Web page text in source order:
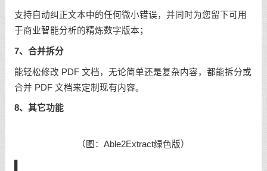
支持自动纠正文本中的任何微小错误，并同时为您留下可用
于商业智能分析的精炼数字版本；
7、合并拆分
能轻松修改 PDF 文档，无论简单还是复杂内容，都能拆分或
合并 PDF 文档来定制现有内容。
8、其它功能
（图：Able2Extract绿色版）